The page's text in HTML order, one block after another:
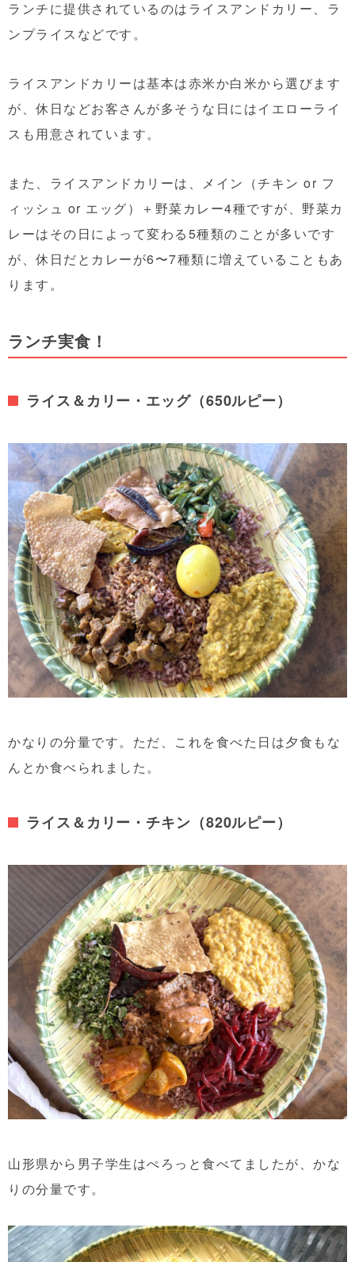
ランチに提供されているのはライスアンドカリー、ラ
ンプライスなどです。
ライスアンドカリーは基本は赤米か白米から選びます
が、休日などお客さんが多そうな日にはイエローライ
スも用意されています。
また、ライスアンドカリーは、メイン（チキン or フ
ィッシュ or エッグ）＋野菜カレー4種ですが、野菜カ
レーはその日によって変わる5種類のことが多いです
が、休日だとカレーが6〜7種類に増えていることもあ
ります。
ランチ実食！
ライス＆カリー・エッグ（650ルピー）
かなりの分量です。ただ、これを食べた日は夕食もな
んとか食べられました。
ライス＆カリー・チキン（820ルピー）
山形県から男子学生はぺろっと食べてましたが、かな
りの分量です。